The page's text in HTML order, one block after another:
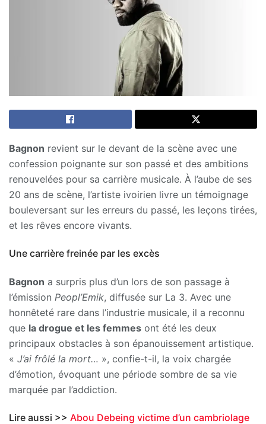
Bagnon revient sur le devant de la scène avec une
confession poignante sur son passé et des ambitions
renouvelées pour sa carrière musicale. À l’aube de ses
20 ans de scène, l’artiste ivoirien livre un témoignage
bouleversant sur les erreurs du passé, les leçons tirées,
et les rêves encore vivants.
Une carrière freinée par les excès
Bagnon a surpris plus d’un lors de son passage à
l’émission Peopl’Emik, diffusée sur La 3. Avec une
honnêteté rare dans l’industrie musicale, il a reconnu
que la drogue et les femmes ont été les deux
principaux obstacles à son épanouissement artistique.
« J’ai frôlé la mort… », confie-t-il, la voix chargée
d’émotion, évoquant une période sombre de sa vie
marquée par l’addiction.
Lire aussi >> Abou Debeing victime d’un cambriolage